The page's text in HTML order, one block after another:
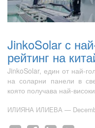
JinkoSolar с
рейтинг на
JinkoSolar, един от най-
на соларни панели в
която получава най-
ИЛИЯНА ИЛИЕВА —